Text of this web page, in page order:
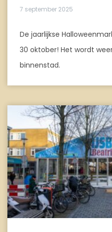
7 september 2025
De jaarlijkse
30 oktober! Het wordt
binnenstad.